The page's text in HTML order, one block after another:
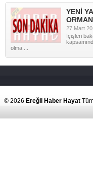
YENİ
27 Mart
İçişleri
olma ...
© 2026 Ereğli Haber Hayat